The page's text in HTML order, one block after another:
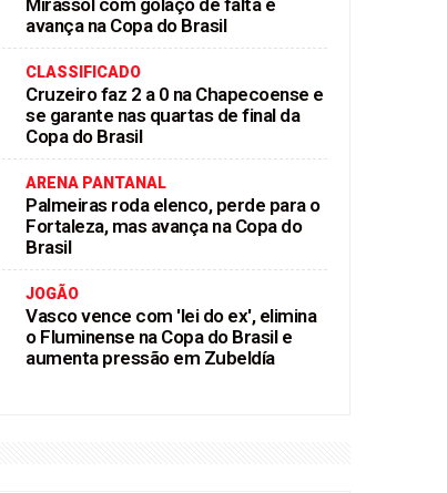
Mirassol com golaço de falta e
avança na Copa do Brasil
CLASSIFICADO
Cruzeiro faz 2 a 0 na Chapecoense e
se garante nas quartas de final da
Copa do Brasil
ARENA PANTANAL
Palmeiras roda elenco, perde para o
Fortaleza, mas avança na Copa do
Brasil
JOGÃO
Vasco vence com 'lei do ex', elimina
o Fluminense na Copa do Brasil e
aumenta pressão em Zubeldía